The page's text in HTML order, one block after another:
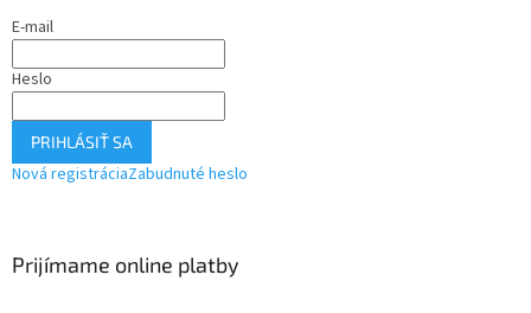
E-mail
Heslo
PRIHLÁSIŤ SA
Nová registráciaZabudnuté heslo
Prijímame online platby